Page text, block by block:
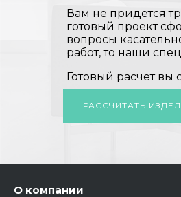
РАССЧИТАТЬ
Вам не придется
готовый проект
вопросы
работ, то наши
Готовый расчет вы
О компании